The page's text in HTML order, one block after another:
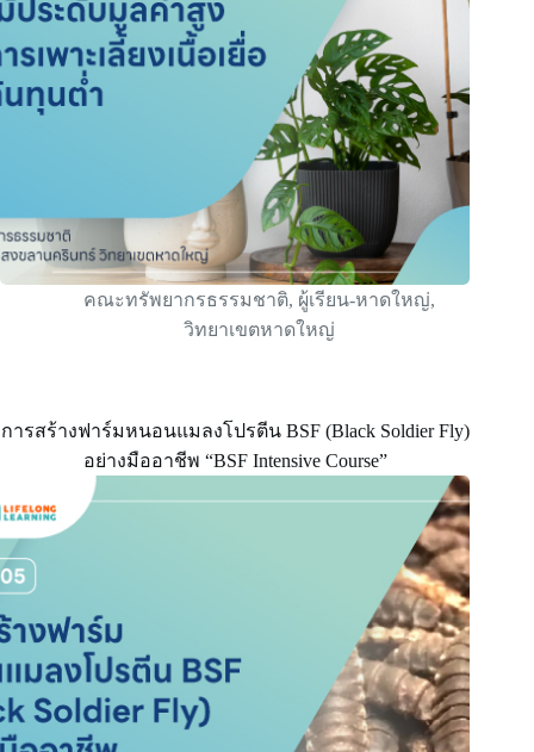
คณะทรัพยากรธรรมชาติ, ผู้เรียน-หาดใหญ่,
วิทยาเขตหาดใหญ่
การสร้างฟาร์มหนอนแมลงโปรตีน BSF (Black Soldier Fly)
อย่างมืออาชีพ “BSF Intensive Course”